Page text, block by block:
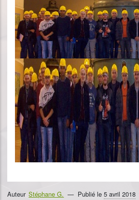
Auteur Stéphane G. Publié le5 avril 2018